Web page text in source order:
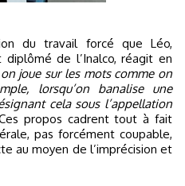
de l’Inalco, réagit en
on joue sur les mots comme on
lorsqu’on banalise une
cela sous l’appellation
propos cadrent tout à fait
pas forcément coupable,
au moyen de l’imprécision et